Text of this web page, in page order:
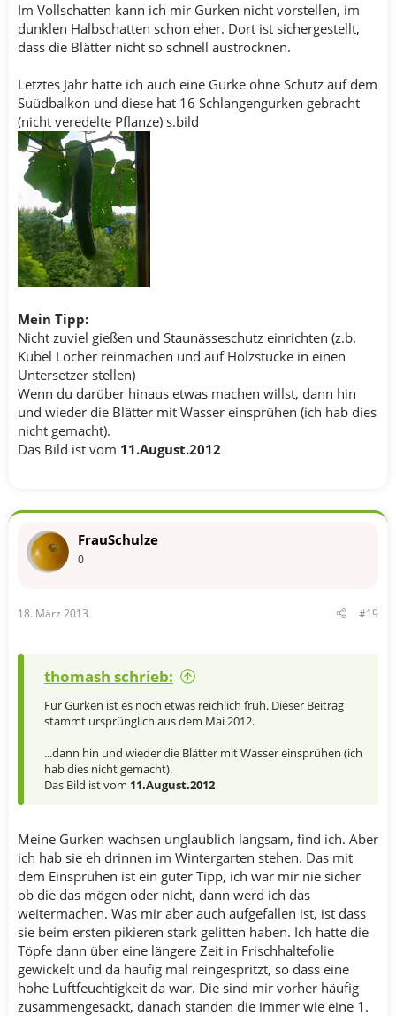
Im Vollschatten kann ich mir Gurken nicht vorstellen, im
dunklen Halbschatten schon eher. Dort ist sichergestellt,
dass die Blätter nicht so schnell austrocknen.
Letztes Jahr hatte ich auch eine Gurke ohne Schutz auf dem
Suüdbalkon und diese hat 16 Schlangengurken gebracht
(nicht veredelte Pflanze) s.bild
Mein Tipp:
Nicht zuviel gießen und Staunässeschutz einrichten (z.b.
Kübel Löcher reinmachen und auf Holzstücke in einen
Untersetzer stellen)
Wenn du darüber hinaus etwas machen willst, dann hin
und wieder die Blätter mit Wasser einsprühen (ich hab dies
nicht gemacht).
Das Bild ist vom 11.August.2012
FrauSchulze
0
18. März 2013 #19
thomash schrieb:
Für Gurken ist es noch etwas reichlich früh. Dieser Beitrag
stammt ursprünglich aus dem Mai 2012.
...dann hin und wieder die Blätter mit Wasser einsprühen (ich
hab dies nicht gemacht).
Das Bild ist vom 11.August.2012
Meine Gurken wachsen unglaublich langsam, find ich. Aber
ich hab sie eh drinnen im Wintergarten stehen. Das mit
dem Einsprühen ist ein guter Tipp, ich war mir nie sicher
ob die das mögen oder nicht, dann werd ich das
weitermachen. Was mir aber auch aufgefallen ist, ist dass
sie beim ersten pikieren stark gelitten haben. Ich hatte die
Töpfe dann über eine längere Zeit in Frischhaltefolie
gewickelt und da häufig mal reingespritzt, so dass eine
hohe Luftfeuchtigkeit da war. Die sind mir vorher häufig
zusammengesackt, danach standen die immer wie eine 1.